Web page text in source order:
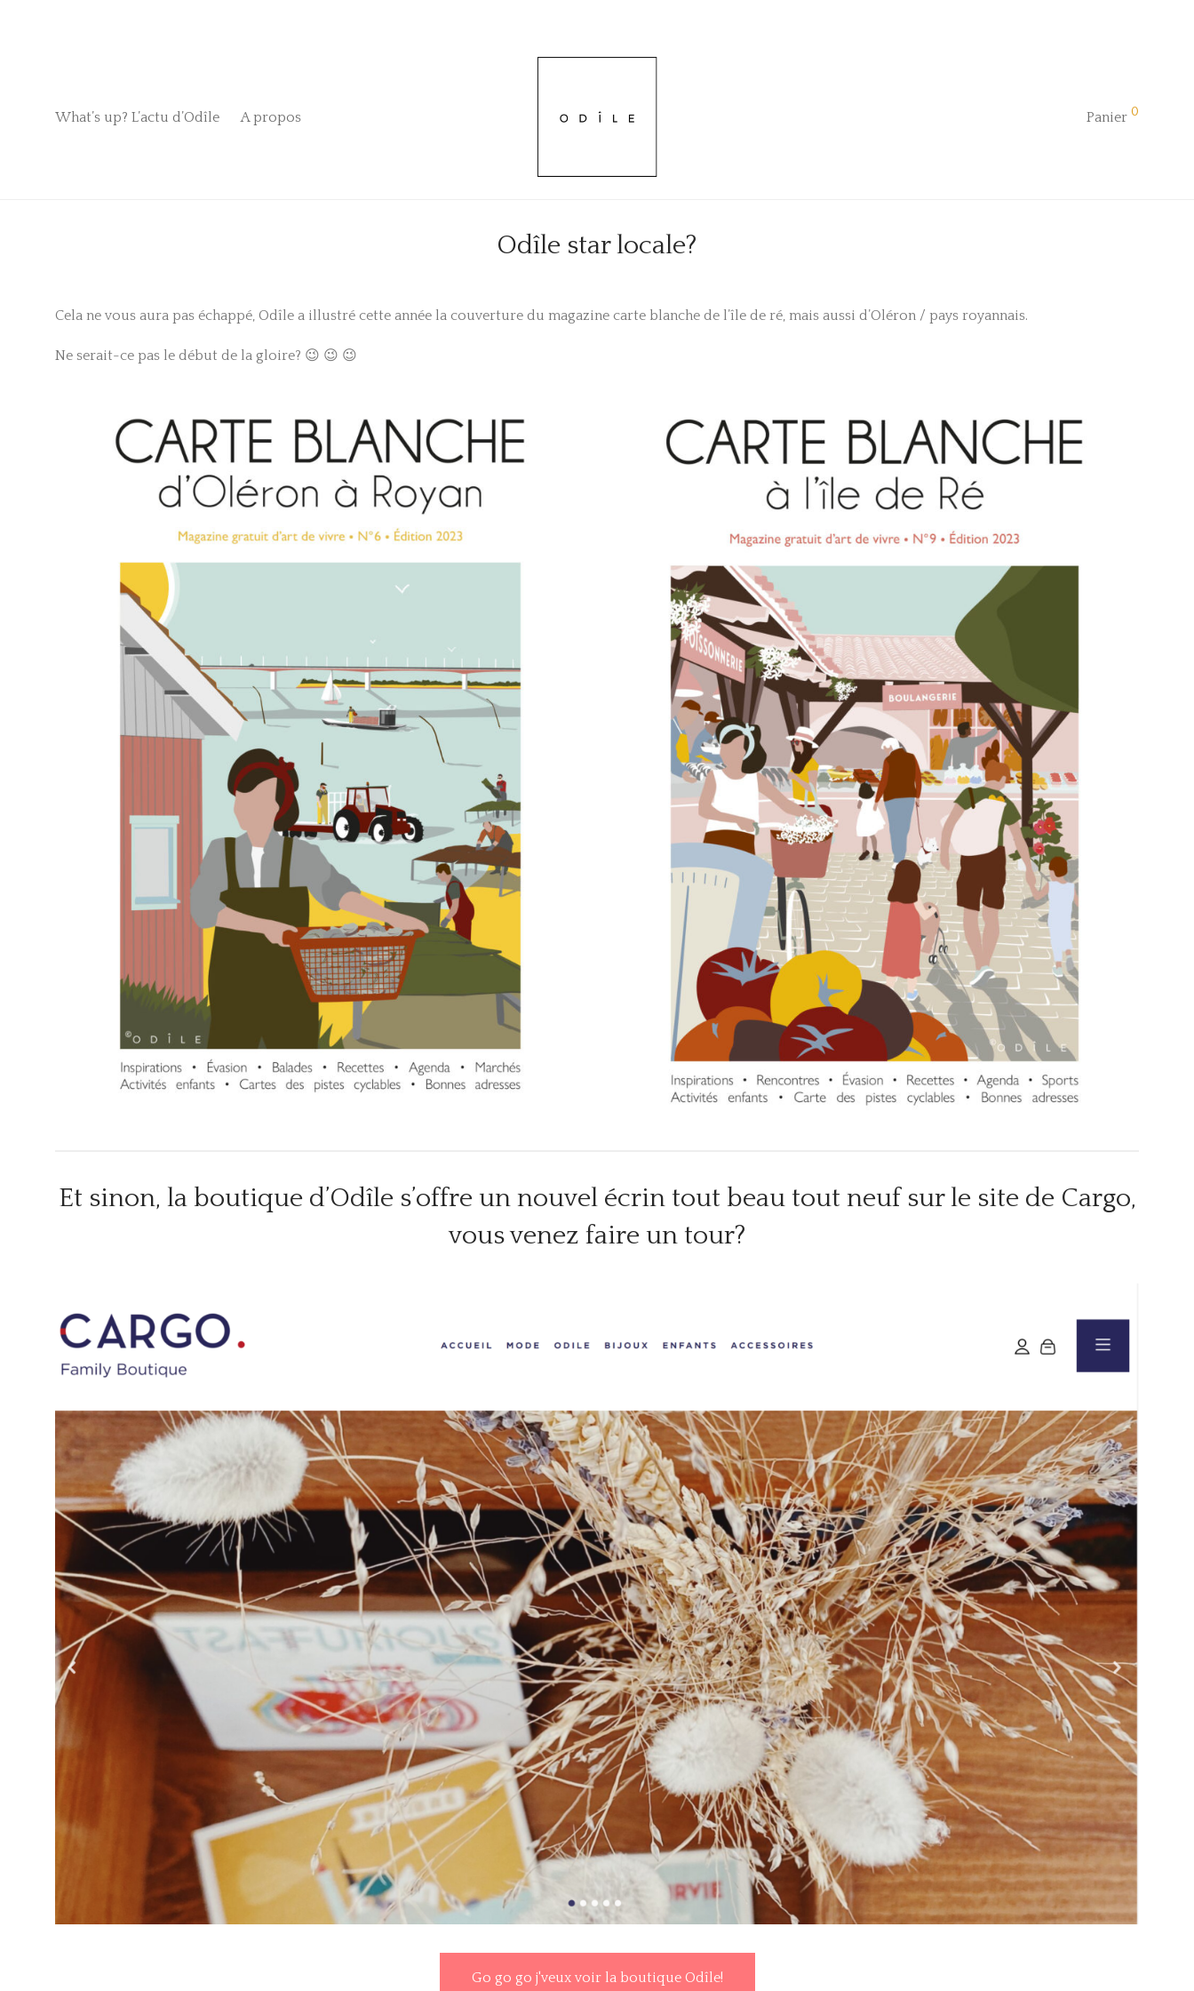
What’s up? L’actu d’Odîle A propos Panier 0
Odîle star locale?
Cela ne vous aura pas échappé, Odîle a illustré cette année la couverture du magazine carte blanche de l’île de ré, mais aussi d’Oléron / pays royannais.
Ne serait-ce pas le début de la gloire? 😉 😉 😉
Et sinon, la boutique d’Odîle s’offre un nouvel écrin tout beau tout neuf sur le site de Cargo,
vous venez faire un tour?
Go go go j'veux voir la boutique Odîle!